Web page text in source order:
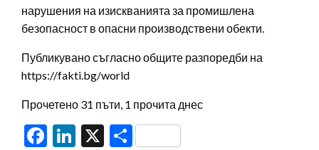
нарушения на изискванията за промишлена
безопасност в опасни производствени обекти.
Публикувано съгласно общите разпоредби на
https://fakti.bg/world
Прочетено 31 пъти, 1 прочита днес
Facebook
LinkedIn
X Share